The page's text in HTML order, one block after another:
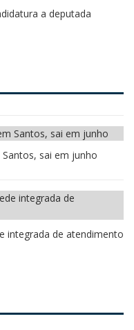
a deputada
sai em junho
integrada de atendimento